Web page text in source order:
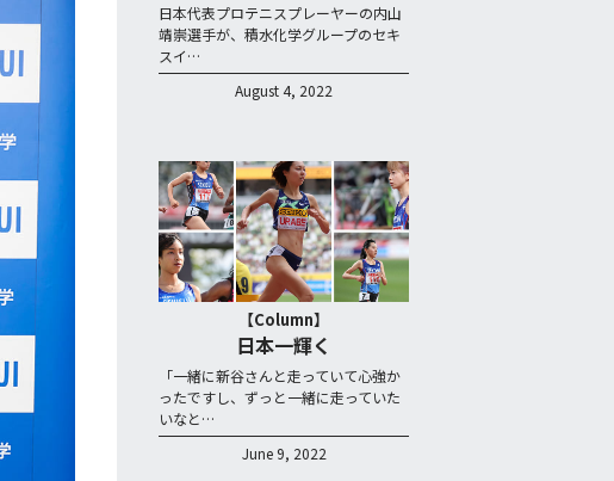
日本代表プロテニスプレーヤーの内山
靖崇選手が、積水化学グループのセキ
スイ…
August 4, 2022
【Column】
日本一輝く
「一緒に新谷さんと走っていて心強か
ったですし、ずっと一緒に走っていた
いなと…
June 9, 2022